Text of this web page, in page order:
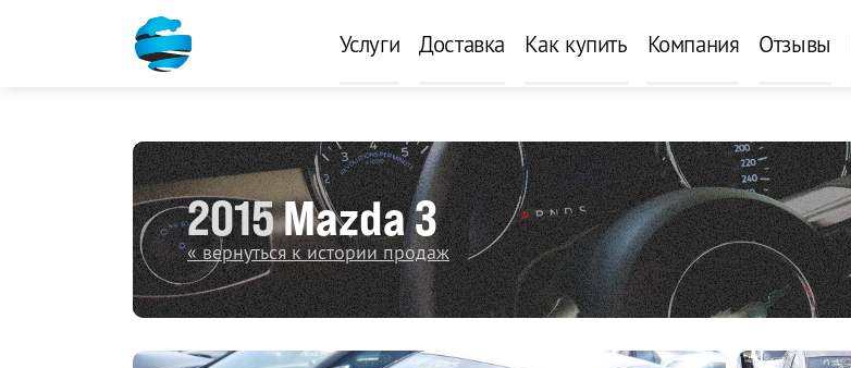
Услуги Доставка Как купить Компания Отзывы
2015Mazda 3
« вернуться к истории продаж